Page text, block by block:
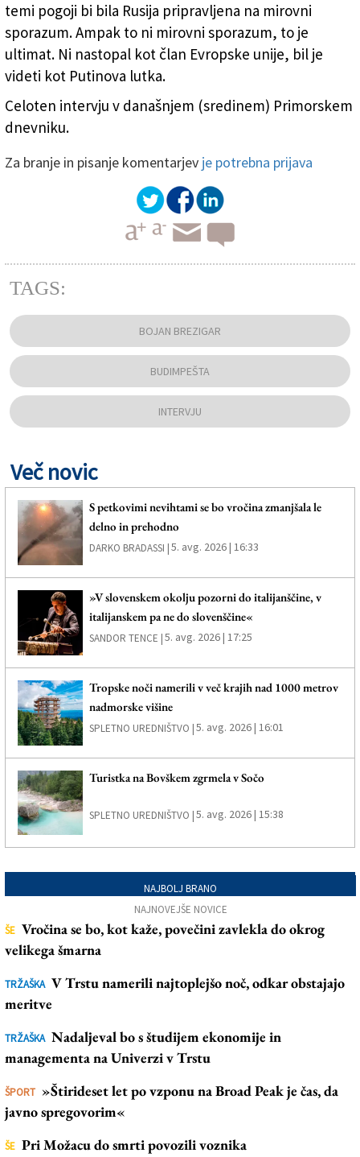
temi pogoji bi bila Rusija pripravljena na mirovni
sporazum. Ampak to ni mirovni sporazum, to je
ultimat. Ni nastopal kot član Evropske unije, bil je
videti kot Putinova lutka.
Celoten intervju v današnjem (sredinem) Primorskem
dnevniku.
Za branje in pisanje komentarjev je potrebna prijava
TAGS:
BOJAN BREZIGAR
BUDIMPEŠTA
INTERVJU
Več novic
S petkovimi nevihtami se bo vročina zmanjšala le
delno in prehodno
DARKO BRADASSI |5. avg. 2026 | 16:33
»V slovenskem okolju pozorni do italijanščine, v
italijanskem pa ne do slovenščine«
SANDOR TENCE |5. avg. 2026 | 17:25
Tropske noči namerili v več krajih nad 1000 metrov
nadmorske višine
SPLETNO UREDNIŠTVO |5. avg. 2026 | 16:01
Turistka na Bovškem zgrmela v Sočo
SPLETNO UREDNIŠTVO |5. avg. 2026 | 15:38
NAJBOLJ BRANO
NAJNOVEJŠE NOVICE
ŠE Vročina se bo, kot kaže, povečini zavlekla do okrog
velikega šmarna
TRŽAŠKA V Trstu namerili najtoplejšo noč, odkar obstajajo
meritve
TRŽAŠKA Nadaljeval bo s študijem ekonomije in
managementa na Univerzi v Trstu
ŠPORT »Štirideset let po vzponu na Broad Peak je čas, da
javno spregovorim«
ŠE Pri Možacu do smrti povozili voznika